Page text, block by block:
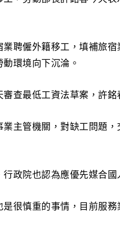
聘僱外籍移工，填補旅
環境向下沉淪。
查最低工資法草案，許
主管機關，對缺工問題
政院也認為應優先媒合
很慎重的事情，目前服